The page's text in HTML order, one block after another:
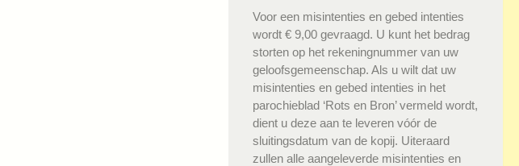
Voor een misintenties en gebed intenties
wordt € 9,00 gevraagd. U kunt het bedrag
storten op het rekeningnummer van uw
geloofsgemeenschap. Als u wilt dat uw
misintenties en gebed intenties in het
parochieblad ‘Rots en Bron’ vermeld wordt,
dient u deze aan te leveren vóór de
sluitingsdatum van de kopij. Uiteraard
zullen alle aangeleverde misintenties en